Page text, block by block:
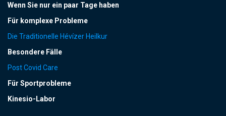
Wenn Sie nur ein paar Tage haben
Für komplexe Probleme
Die Traditionelle Hévízer Heilkur
Besondere Fälle
Post Covid Care
Für Sportprobleme
Kinesio-Labor